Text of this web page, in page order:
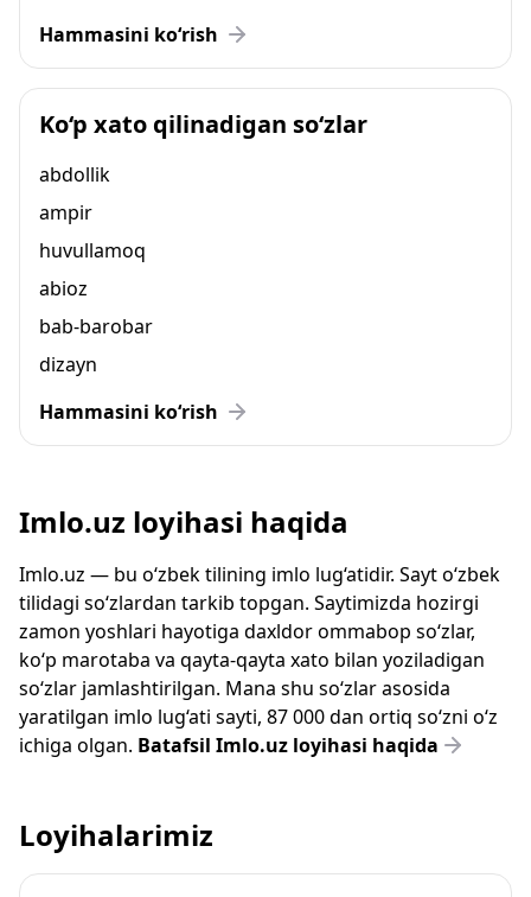
Hammasini ko‘rish
Ko‘p xato qilinadigan so‘zlar
abdollik
ampir
huvullamoq
abioz
bab-barobar
dizayn
Hammasini ko‘rish
Imlo.uz loyihasi haqida
Imlo.uz — bu o‘zbek tilining imlo lug‘atidir. Sayt o‘zbek
tilidagi so‘zlardan tarkib topgan. Saytimizda hozirgi
zamon yoshlari hayotiga daxldor ommabop so‘zlar,
ko‘p marotaba va qayta-qayta xato bilan yoziladigan
so‘zlar jamlashtirilgan. Mana shu so‘zlar asosida
yaratilgan imlo lug‘ati sayti, 87 000 dan ortiq so‘zni o‘z
ichiga olgan. Batafsil Imlo.uz loyihasi haqida
Loyihalarimiz